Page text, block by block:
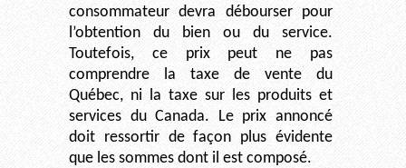
consommateur devra débourser pour
l’obtention du bien ou du service.
Toutefois, ce prix peut ne pas
comprendre la taxe de vente du
Québec, ni la taxe sur les produits et
services du Canada. Le prix annoncé
doit ressortir de façon plus évidente
que les sommes dont il est composé.